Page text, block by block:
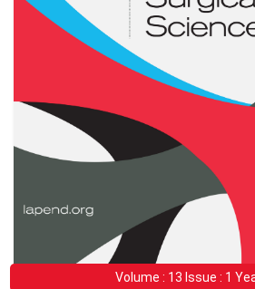
Volume : 13 Issue : 1